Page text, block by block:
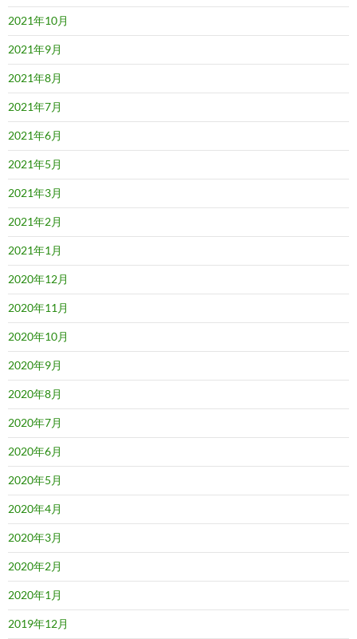
2021年10月
2021年9月
2021年8月
2021年7月
2021年6月
2021年5月
2021年3月
2021年2月
2021年1月
2020年12月
2020年11月
2020年10月
2020年9月
2020年8月
2020年7月
2020年6月
2020年5月
2020年4月
2020年3月
2020年2月
2020年1月
2019年12月